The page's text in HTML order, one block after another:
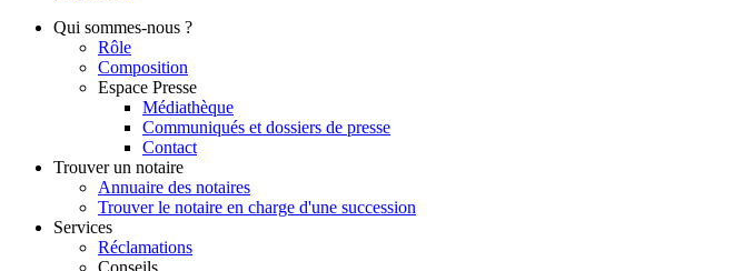
Qui sommes-nous ?
Rôle
Composition
Espace Presse
Médiathèque
Communiqués et dossiers de presse
Contact
Trouver un notaire
Annuaire des notaires
Trouver le notaire en charge d'une succession
Services
Réclamations
Conseils